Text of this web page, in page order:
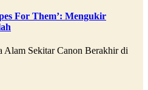
For Them’: Mengukir